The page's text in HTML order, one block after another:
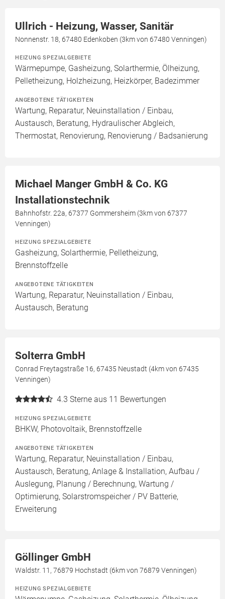
Ullrich - Heizung, Wasser, Sanitär
Nonnenstr. 18, 67480 Edenkoben (3km von 67480 Venningen)
HEIZUNG SPEZIALGEBIETE
Wärmepumpe, Gasheizung, Solarthermie, Ölheizung,
Pelletheizung, Holzheizung, Heizkörper, Badezimmer
ANGEBOTENE TÄTIGKEITEN
Wartung, Reparatur, Neuinstallation / Einbau,
Austausch, Beratung, Hydraulischer Abgleich,
Thermostat, Renovierung, Renovierung / Badsanierung
Michael Manger GmbH & Co. KG
Installationstechnik
Bahnhofstr. 22a, 67377 Gommersheim (3km von 67377
Venningen)
HEIZUNG SPEZIALGEBIETE
Gasheizung, Solarthermie, Pelletheizung,
Brennstoffzelle
ANGEBOTENE TÄTIGKEITEN
Wartung, Reparatur, Neuinstallation / Einbau,
Austausch, Beratung
Solterra GmbH
Conrad Freytagstraße 16, 67435 Neustadt (4km von 67435
Venningen)
4.3 Sterne aus 11 Bewertungen
HEIZUNG SPEZIALGEBIETE
BHKW, Photovoltaik, Brennstoffzelle
ANGEBOTENE TÄTIGKEITEN
Wartung, Reparatur, Neuinstallation / Einbau,
Austausch, Beratung, Anlage & Installation, Aufbau /
Auslegung, Planung / Berechnung, Wartung /
Optimierung, Solarstromspeicher / PV Batterie,
Erweiterung
Göllinger GmbH
Waldstr. 11, 76879 Hochstadt (6km von 76879 Venningen)
HEIZUNG SPEZIALGEBIETE